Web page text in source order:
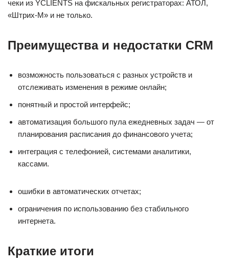
чеки из YCLIENTS на фискальных регистраторах: АТОЛ,
«Штрих-М» и не только.
Преимущества и недостатки CRM
возможность пользоваться с разных устройств и
отслеживать изменения в режиме онлайн;
понятный и простой интерфейс;
автоматизация большого пула ежедневных задач — от
планирования расписания до финансового учета;
интеграция с телефонией, системами аналитики,
кассами.
ошибки в автоматических отчетах;
ограничения по использованию без стабильного
интернета.
Краткие итоги